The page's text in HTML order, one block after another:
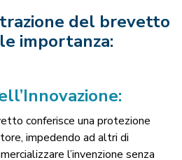
del brevetto
importanza:
conferisce una protezione
impedendo ad altri di
l’invenzione senza